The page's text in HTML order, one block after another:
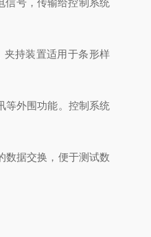
号，传输给控制系统
持装置适用于条形样
外围功能。控制系统
据交换，便于测试数